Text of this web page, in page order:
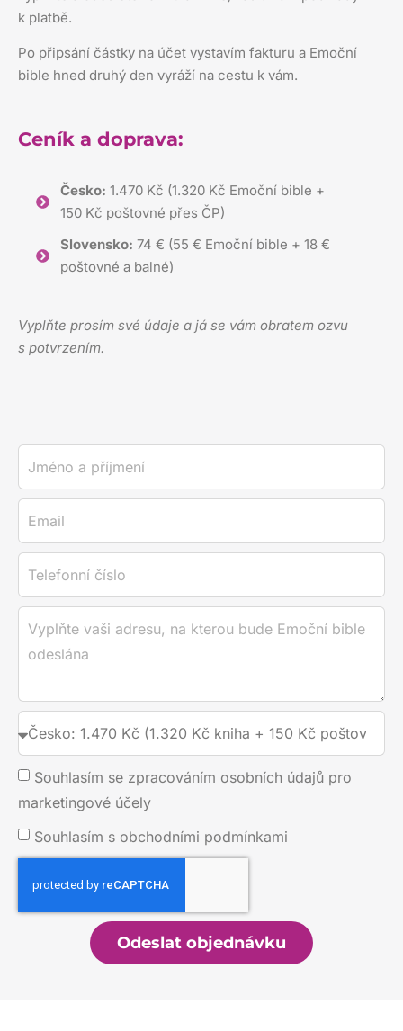
k platbě.
Po připsání částky na účet vystavím fakturu a Emoční
bible hned druhý den vyráží na cestu k vám.
Ceník a doprava:
Česko: 1.470 Kč (1.320 Kč Emoční bible +
150 Kč poštovné přes ČP)
Slovensko: 74 € (55 € Emoční bible + 18 €
poštovné a balné)
Vyplňte prosím své údaje a já se vám obratem ozvu
s potvrzením.
Souhlasím se zpracováním osobních údajů pro
marketingové účely
Souhlasím s obchodními podmínkami
Odeslat objednávku